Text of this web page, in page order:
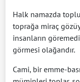
Halk namazda
toprağa miraç
insanların
görmesi olağandır.
Cami, bir emme-